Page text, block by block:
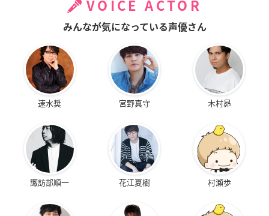
VOICE ACTOR
みんなが気になっている声優さん
速水奨 宮野真守 木村昴
諏訪部順一 花江夏樹 村瀬歩